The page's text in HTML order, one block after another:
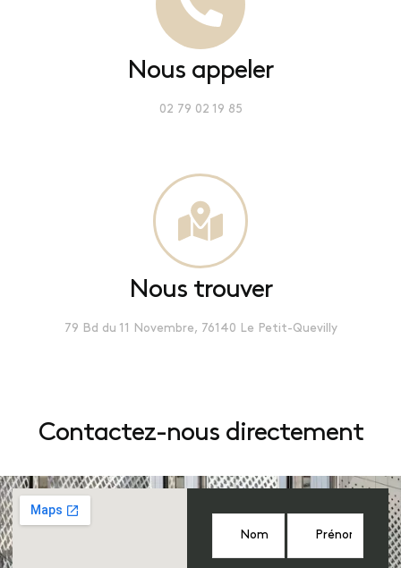
Nous appeler
02 79 02 19 85
Nous trouver
79 Bd du 11 Novembre, 76140 Le Petit-Quevilly
Contactez-nous directement